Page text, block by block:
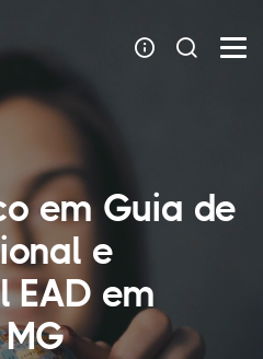
em Guia de
e
EAD em